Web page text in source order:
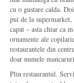
cu o gustare calda.
pui de la
capat – asta chiar ca
ornamente ale
restaurantele din
doar numele
Plin restaurantul.